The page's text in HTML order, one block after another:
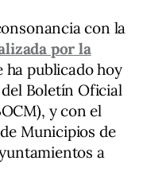
con la
por la
ha publicado hoy
Boletín Oficial
y con el
Municipios de
a